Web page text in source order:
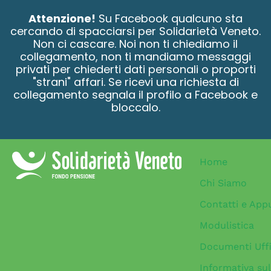
Attenzione! Su Facebook qualcuno sta
cercando di spacciarsi per Solidarietà Veneto.
Non ci cascare. Noi non ti chiediamo il
collegamento, non ti mandiamo messaggi
privati per chiederti dati personali o proporti
"strani" affari. Se ricevi una richiesta di
collegamento segnala il profilo a Facebook e
bloccalo.
Home
Chi Siamo
Contatti e
Modulistica
Documenti
Informativa